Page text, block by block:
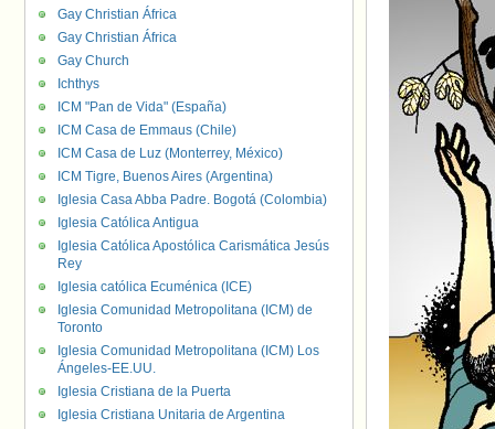
Gay Christian África
Gay Christian África
Gay Church
Ichthys
ICM "Pan de Vida" (España)
ICM Casa de Emmaus (Chile)
ICM Casa de Luz (Monterrey, México)
ICM Tigre, Buenos Aires (Argentina)
Iglesia Casa Abba Padre. Bogotá (Colombia)
Iglesia Católica Antigua
Iglesia Católica Apostólica Carismática Jesús
Rey
Iglesia católica Ecuménica (ICE)
Iglesia Comunidad Metropolitana (ICM) de
Toronto
Iglesia Comunidad Metropolitana (ICM) Los
Ángeles-EE.UU.
Iglesia Cristiana de la Puerta
Iglesia Cristiana Unitaria de Argentina